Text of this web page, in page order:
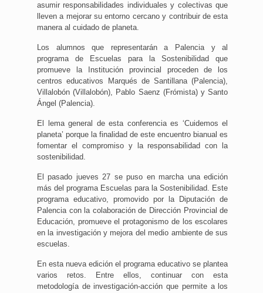
asumir responsabilidades individuales y colectivas que
lleven a mejorar su entorno cercano y contribuir de esta
manera al cuidado de planeta.
Los alumnos que representarán a Palencia y al
programa de Escuelas para la Sostenibilidad que
promueve la Institución provincial proceden de los
centros educativos Marqués de Santillana (Palencia),
Villalobón (Villalobón), Pablo Saenz (Frómista) y Santo
Ángel (Palencia).
El lema general de esta conferencia es ‘Cuidemos el
planeta’ porque la finalidad de este encuentro bianual es
fomentar el compromiso y la responsabilidad con la
sostenibilidad.
El pasado jueves 27 se puso en marcha una edición
más del programa Escuelas para la Sostenibilidad. Este
programa educativo, promovido por la Diputación de
Palencia con la colaboración de Dirección Provincial de
Educación, promueve el protagonismo de los escolares
en la investigación y mejora del medio ambiente de sus
escuelas.
En esta nueva edición el programa educativo se plantea
varios retos. Entre ellos, continuar con esta
metodología de investigación-acción que permite a los